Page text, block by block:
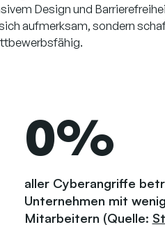
Design und
aufmerksam, sondern
0%
aller Cyberangriffe
Unternehmen mit
Mitarbeitern (Quelle: